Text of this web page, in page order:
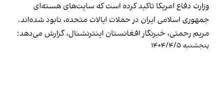
وزارت دفاع امریکا تاکید کرده است که سایت‌های هسته‌ای
جمهوری اسلامی ایران در حملات ایالات متحده، نابود شده‌اند.
مریم رحمتی، خبرنگار افغانستان اینترنشنال، گزارش می‌دهد:
پنجشنبه ۱۴۰۴/۴/۵